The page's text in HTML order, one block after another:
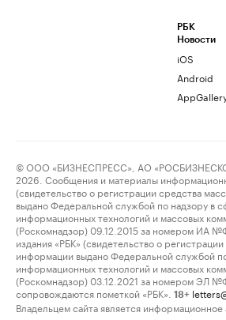
РБК
Новости
iOS
Android
© ООО «БИЗНЕСПРЕСС», АО
2026. Сообщения и материалы
(свидетельство о регистрации средства
выдано Федеральной службой по надзору в
информационных технологий и массовых
(Роскомнадзор) 09.12.2015 за номером ИА
издания «РБК» (свидетельство о
информации выдано Федеральной службой
информационных технологий и массовых
(Роскомнадзор) 03.12.2021 за номером ЭЛ
сопровождаются пометкой «РБК».
18+
Владельцем сайта является информационное